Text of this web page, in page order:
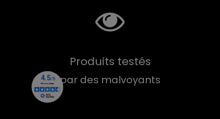
Produits testés
par des malvoyants